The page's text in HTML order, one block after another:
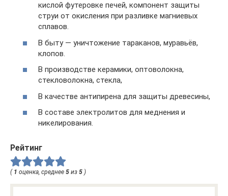
кислой футеровке печей, компонент защиты
струи от окисления при разливке магниевых
сплавов.
В быту — уничтожение тараканов, муравьёв,
клопов.
В производстве керамики, оптоволокна,
стекловолокна, стекла,
В качестве антипирена для защиты древесины,
В составе электролитов для меднения и
никелирования.
Рейтинг
( 1 оценка, среднее 5 из 5 )